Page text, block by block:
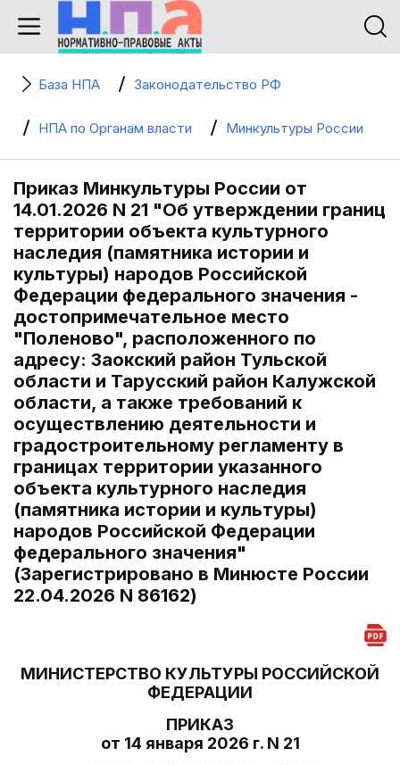
База НПА Законодательство РФ
НПА по Органам власти Минкультуры России
Приказ Минкультуры России от
14.01.2026 N 21 "Об утверждении границ
территории объекта культурного
наследия (памятника истории и
культуры) народов Российской
Федерации федерального значения -
достопримечательное место
"Поленово", расположенного по
адресу: Заокский район Тульской
области и Тарусский район Калужской
области, а также требований к
осуществлению деятельности и
градостроительному регламенту в
границах территории указанного
объекта культурного наследия
(памятника истории и культуры)
народов Российской Федерации
федерального значения"
(Зарегистрировано в Минюсте России
22.04.2026 N 86162)
МИНИСТЕРСТВО КУЛЬТУРЫ РОССИЙСКОЙ
ФЕДЕРАЦИИ
ПРИКАЗ
от 14 января 2026 г. N 21